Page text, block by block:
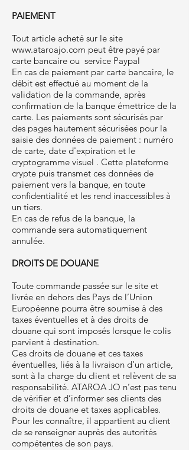
PAIEMENT
Tout article acheté sur le site
www.ataroajo.com peut être payé par
carte bancaire ou service Paypal
En cas de paiement par carte bancaire, le
débit est effectué au moment de la
validation de la commande, après
confirmation de la banque émettrice de la
carte. Les paiements sont sécurisés par
des pages hautement sécurisées pour la
saisie des données de paiement : numéro
de carte, date d'expiration et le
cryptogramme visuel . Cette plateforme
crypte puis transmet ces données de
paiement vers la banque, en toute
confidentialité et les rend inaccessibles à
un tiers.
En cas de refus de la banque, la
commande sera automatiquement
annulée.
DROITS DE DOUANE
Toute commande passée sur le site et
livrée en dehors des Pays de l’Union
Européenne pourra être soumise à des
taxes éventuelles et à des droits de
douane qui sont imposés lorsque le colis
parvient à destination.
Ces droits de douane et ces taxes
éventuelles, liés à la livraison d’un article,
sont à la charge du client et relèvent de sa
responsabilité. ATAROA JO n’est pas tenu
de vérifier et d’informer ses clients des
droits de douane et taxes applicables.
Pour les connaître, il appartient au client
de se renseigner auprès des autorités
compétentes de son pays.